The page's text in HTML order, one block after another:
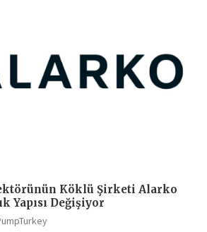
Köklü Şirketi Alarko
Yapısı Değişiyor